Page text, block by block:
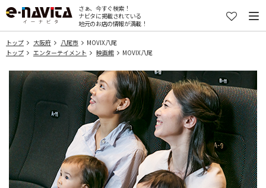
さぁ、今すぐ検索！
ナビタに掲載されている
地元のお店の情報が満載！
トップ 大阪府 八尾市
MOVIX八尾
トップ
エンターテイメント 映画館 MOVIX八尾